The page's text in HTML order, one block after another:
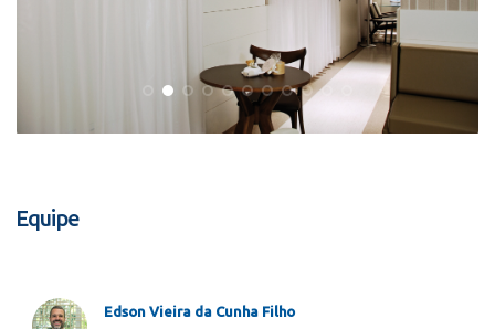
Equipe
Edson Vieira da Cunha Filho